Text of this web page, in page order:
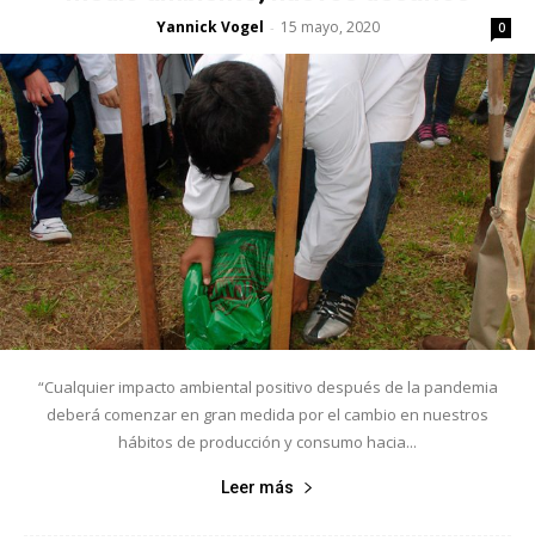
Yannick Vogel - 15 mayo, 2020 0
“Cualquier impacto ambiental positivo después de la pandemia
deberá comenzar en gran medida por el cambio en nuestros
hábitos de producción y consumo hacia...
Leer más